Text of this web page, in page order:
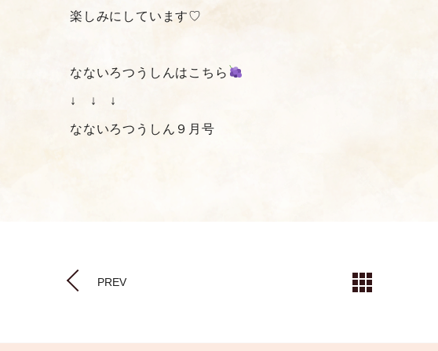
楽しみにしています♡
なないろつうしんはこちら
↓ ↓ ↓
なないろつうしん９月号
PREV